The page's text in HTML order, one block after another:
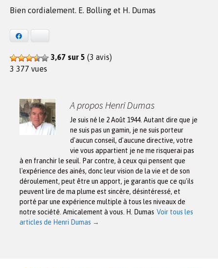
Bien cordialement. E. Bolling et H. Dumas
3,67 sur 5 (3 avis)
3 377 vues
A propos Henri Dumas
Je suis né le 2 Août 1944. Autant dire que je
ne suis pas un gamin, je ne suis porteur
d'aucun conseil, d'aucune directive, votre
vie vous appartient je ne me risquerai pas
à en franchir le seuil. Par contre, à ceux qui pensent que
l'expérience des ainés, donc leur vision de la vie et de son
déroulement, peut être un apport, je garantis que ce qu'ils
peuvent lire de ma plume est sincère, désintéressé, et
porté par une expérience multiple à tous les niveaux de
notre société. Amicalement à vous. H. Dumas Voir tous les
articles de Henri Dumas →